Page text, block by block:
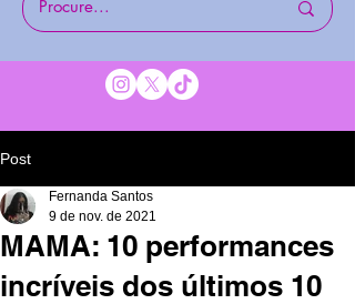
Post
MAMA: 10 performances
incríveis dos últimos 10
Fernanda Santos
9 de nov. de 2021